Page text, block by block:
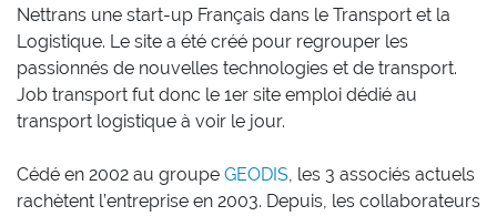
Nettrans une start-up Français dans le Transport et la
Logistique. Le site a été créé pour regrouper les
passionnés de nouvelles technologies et de transport.
Job transport fut donc le 1er site emploi dédié au
transport logistique à voir le jour.
Cédé en 2002 au groupe GEODIS, les 3 associés actuels
rachètent l’entreprise en 2003. Depuis, les collaborateurs